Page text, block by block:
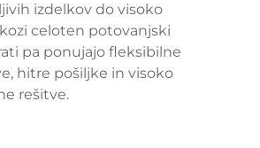
izdelkov do visoko
celoten potovanjski
pa ponujajo fleksibilne
hitre pošiljke in visoko
rešitve.